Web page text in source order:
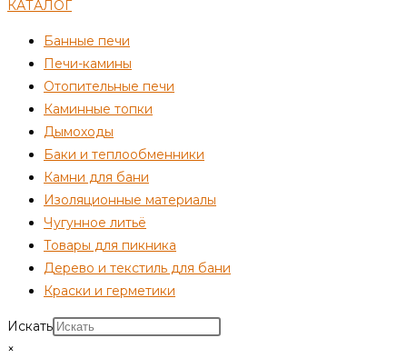
КАТАЛОГ
Банные печи
Печи-камины
Отопительные печи
Каминные топки
Дымоходы
Баки и теплообменники
Камни для бани
Изоляционные материалы
Чугунное литьё
Товары для пикника
Дерево и текстиль для бани
Краски и герметики
Искать
×